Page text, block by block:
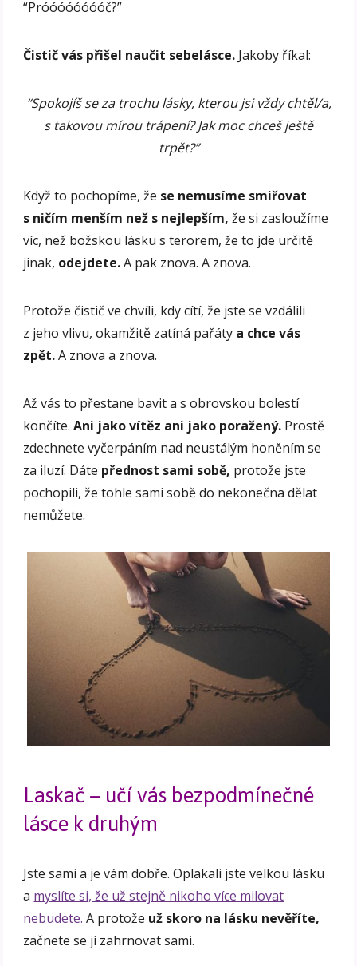
“Próóóóóóóóč?”
Čistič vás přišel naučit sebelásce. Jakoby říkal:
“Spokojíš se za trochu lásky, kterou jsi vždy chtěl/a,
s takovou mírou trápení? Jak moc chceš ještě
trpět?”
Když to pochopíme, že se nemusíme smiřovat
s ničím menším než s nejlepším, že si zasloužíme
víc, než božskou lásku s terorem, že to jde určitě
jinak, odejdete.A pak znova. A znova.
Protože čistič ve chvíli, kdy cítí, že jste se vzdálili
z jeho vlivu, okamžitě zatíná pařáty a chce vás
zpět.A znova a znova.
Až vás to přestane bavit a s obrovskou bolestí
končíte.Ani jako vítěz ani jako poražený. Prostě
zdechnete vyčerpáním nad neustálým honěním se
za iluzí. Dáte přednost sami sobě, protože jste
pochopili, že tohle sami sobě do nekonečna dělat
nemůžete.
Laskač – učí vás bezpodmínečné
lásce k druhým
Jste sami a je vám dobře. Oplakali jste velkou lásku
a myslíte si, že už stejně nikoho více milovat
nebudete. A protože už skoro na lásku nevěříte,
začnete se jí zahrnovat sami.